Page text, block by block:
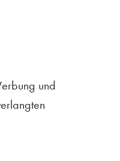
und